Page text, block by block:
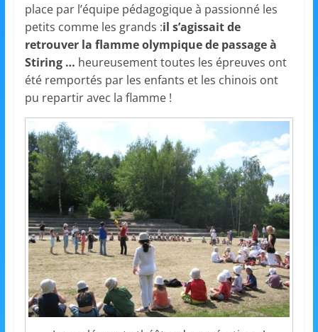
Wendel
L
o
i
s
r
s
,
d
u
c
a
t
place par l’équipe pédagogique à passionné les
petits comme les grands :il s’agissait de
retrouver la flamme olympique de passage à
Stiring … heureusement toutes les épreuves ont
été remportés par les enfants et les chinois ont
pu repartir avec la flamme !